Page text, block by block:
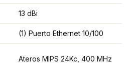
13 dBi
(1) Puerto Ethernet 10/100
Ateros MIPS 24Kc, 400 MHz